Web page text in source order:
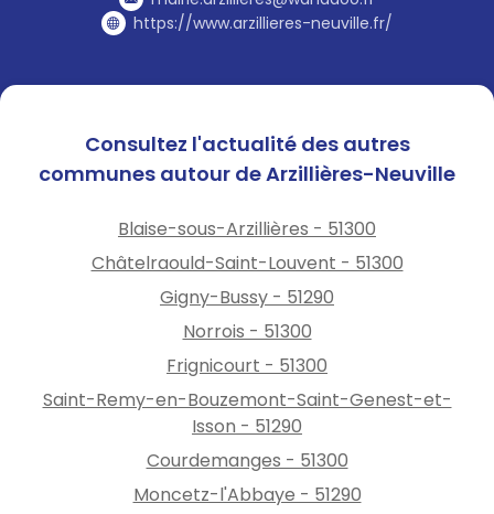
https://www.arzillieres-neuville.fr/
Consultez l'actualité des autres
communes autour de Arzillières-Neuville
Blaise-sous-Arzillières - 51300
Châtelraould-Saint-Louvent - 51300
Gigny-Bussy - 51290
Norrois - 51300
Frignicourt - 51300
Saint-Remy-en-Bouzemont-Saint-Genest-et-
Isson - 51290
Courdemanges - 51300
Moncetz-l'Abbaye - 51290